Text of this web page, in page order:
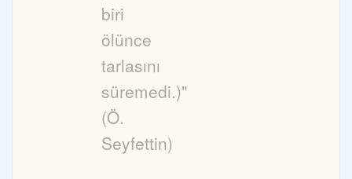
biri
ölünce
tarlasını
süremedi.)"
(Ö.
Seyfettin)